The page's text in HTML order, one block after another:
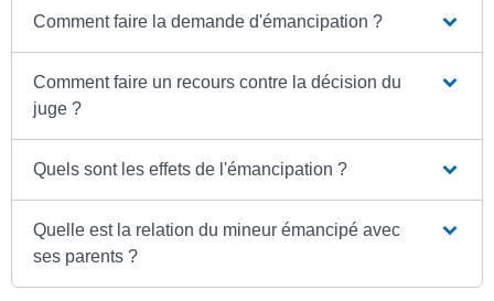
Comment faire la demande d'émancipation ?
Comment faire un recours contre la décision du
juge ?
Quels sont les effets de l'émancipation ?
Quelle est la relation du mineur émancipé avec
ses parents ?